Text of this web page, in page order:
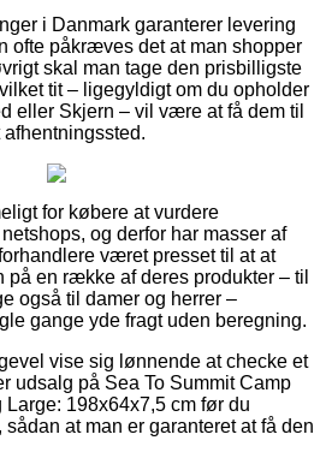
i Danmark garanterer levering
ofte påkræves det at man shopper
skal man tage den prisbilligste
tit – ligegyldigt om du opholder
eller Skjern – vil være at få dem til
for købere at vurdere
og derfor har masser af
været presset til at at
en række af deres produkter – til
også til damer og herrer –
gange yde fragt uden beregning.
vise sig lønnende at checke et
udsalg på Sea To Summit Camp
198x64x7,5 cm før du
at man er garanteret at få den